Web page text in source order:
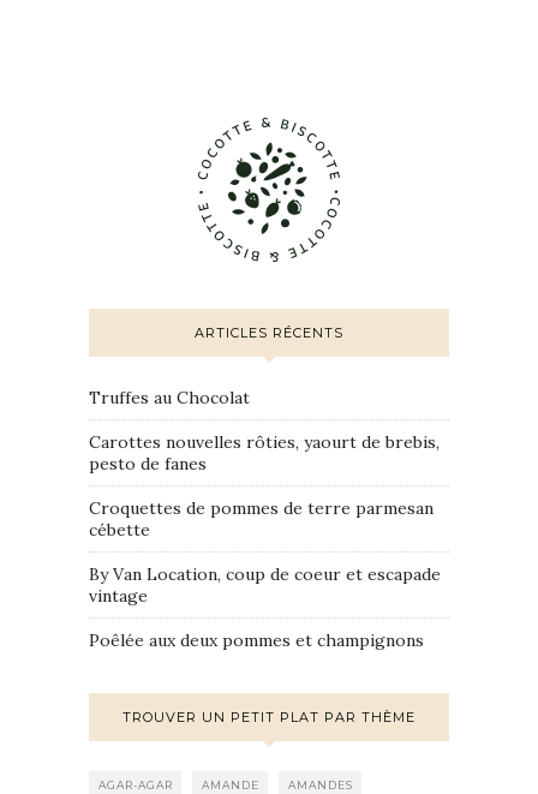
ARTICLES RÉCENTS
Truffes au Chocolat
Carottes nouvelles rôties, yaourt de brebis,
pesto de fanes
Croquettes de pommes de terre parmesan
cébette
By Van Location, coup de coeur et escapade
vintage
Poêlée aux deux pommes et champignons
TROUVER UN PETIT PLAT PAR THÈME
AGAR-AGAR AMANDE AMANDES